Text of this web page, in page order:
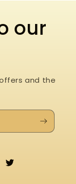
our
and the
Twitter